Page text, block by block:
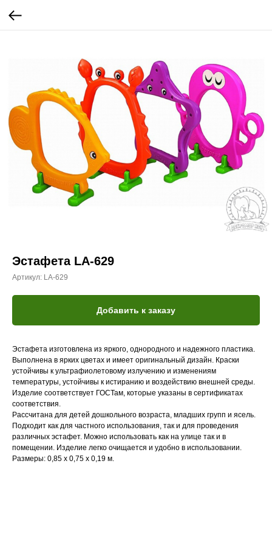
Эстафета LA-629
Артикул: LA-629
Добавить к заказу
Эстафета изготовлена из яркого, однородного и надежного пластика.
Выполнена в ярких цветах и имеет оригинальный дизайн. Краски
устойчивы к ультрафиолетовому излучению и изменениям
температуры, устойчивы к истиранию и воздействию внешней среды.
Изделие соответствует ГОСТам, которые указаны в сертификатах
соответствия.
Рассчитана для детей дошкольного возраста, младших групп и ясель.
Подходит как для частного использования, так и для проведения
различных эстафет. Можно использовать как на улице так и в
помещении. Изделие легко очищается и удобно в использовании.
Размеры: 0,85 х 0,75 х 0,19 м.